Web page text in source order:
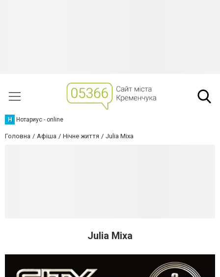
Н Нотариус - online
Головна Афіша Нічне життя Julia Mixa
Julia Mixa